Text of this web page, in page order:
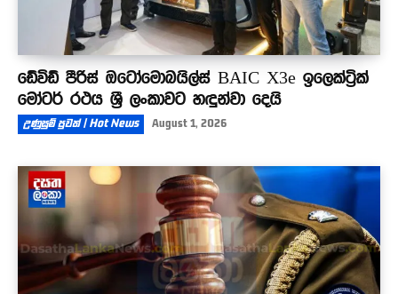
ඩේවිඩ් පීරිස් ඔටෝමොබයිල්ස් BAIC X3e ඉලෙක්ට්‍රික්
මෝටර් රථය ශ්‍රී ලංකාවට හඳුන්වා දෙයි
උණුසුම් පුවත් | Hot News August 1, 2026